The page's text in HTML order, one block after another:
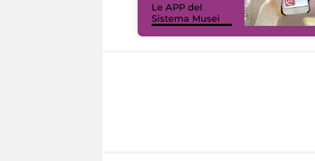
Le APP del
Sistema Musei